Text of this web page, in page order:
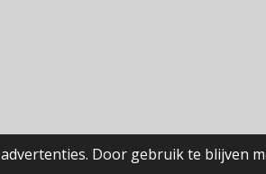
Door gebruik te blijven